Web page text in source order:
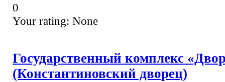
0
Your rating: None
Государственный комплекс
(Константиновский дворец)